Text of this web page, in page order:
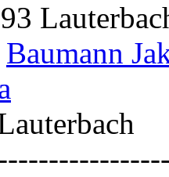
Baumann